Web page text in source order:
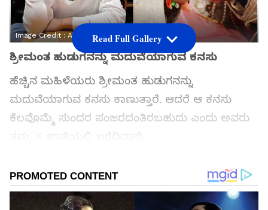
Image Credit : Asianet News
ಶ್ರೀಮಂತ ಹುಡುಗನನ್ನು ಮದುವೆಯಾಗುವ ಕನಸು
ಹೆಚ್ಚಿನ ಮಹಿಳೆಯರು ಶ್ರೀಮಂತ ಹುಡುಗನನ್ನು
ಮದುವೆಯಾಗುವ ಕನಸು ಕಾಣುತ್ತಾರೆ. ಆದರೆ ಆ ಕನಸು
ಕೆಲವೊಮ್ಮೆ ಸುಂದರ ಪಂಜರದಂತಿರಬಹುದು ಎಂದು ಅವರು
ಹೆಚ್ಚಾದಂತೆ ಸಂಬಂಧದಲ್ಲಿ ಸಮಾನತೆ ಕಡಿಮೆಯಾಗುವ
ಸಾಧ್ಯತೆ ಇರುತ್ತದೆ. ಉದಾಹರಣೆಗೆ, ಒಬ್ಬರು ವರ್ಷಕ್ಕೆ ₹1
Read Full Gallery